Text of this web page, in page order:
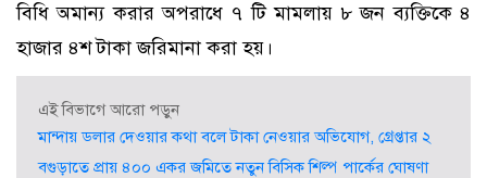
বিধি অমান্য করার অপরাধে ৭ টি মামলায় ৮ জন ব্যক্তিকে ৪
হাজার ৪শ টাকা জরিমানা করা হয়।
এই বিভাগে আরো পড়ুন
মান্দায় ডলার দেওয়ার কথা বলে টাকা নেওয়ার অভিযোগ, গ্রেপ্তার ২
বগুড়াতে প্রায় ৪০০ একর জমিতে নতুন বিসিক শিল্প পার্কের ঘোষণা